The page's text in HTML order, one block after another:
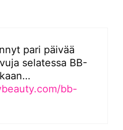
pari päivää
selatessa BB-
bb-